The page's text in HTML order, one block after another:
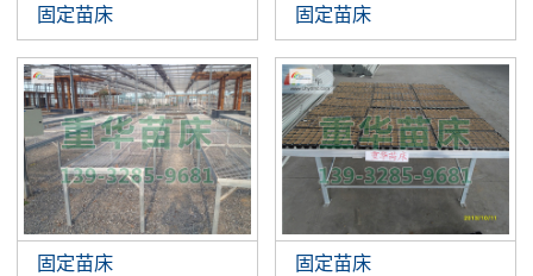
固定苗床 固定苗床
固定苗床 固定苗床